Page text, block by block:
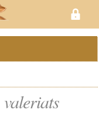
valeriats